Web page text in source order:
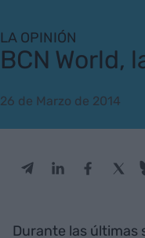
LA OPINIÓN
BCN World,
26 de Marzo de 2014
Durante las últimas